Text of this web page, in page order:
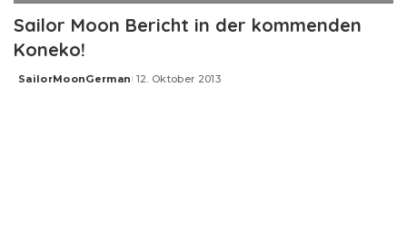
Sailor Moon Bericht in der kommenden
Koneko!
Posted
SailorMoonGerman 12. Oktober 2013